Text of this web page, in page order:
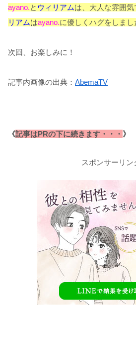
ayano.と ウィリアムは、大人な雰囲気
リアムはayano.に優しくハグをしまし
次回、お楽しみに！
記事内画像の出典： AbemaTV
《記事はPRの下に続きます・・・ 》
スポンサーリン